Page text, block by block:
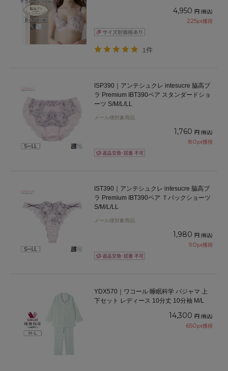
4,950 円 (税込)
225pt獲得
1件
ISP390｜アンテシュクレ intesucre 脇高ブ
ラ Premium IBT390ペア スタンダードショ
ーツ S/M/L/LL
メール便対象商品
1,760 円 (税込)
80pt獲得
IST390｜アンテシュクレ intesucre 脇高ブ
ラ Premium IBT390ペア Ｔバックショーツ
S/M/L/LL
メール便対象商品
1,980 円 (税込)
90pt獲得
YDX570｜ワコール 睡眠科学 パジャマ 上
下セット レディース 10分丈 10分袖 M/L
14,300 円 (税込)
650pt獲得